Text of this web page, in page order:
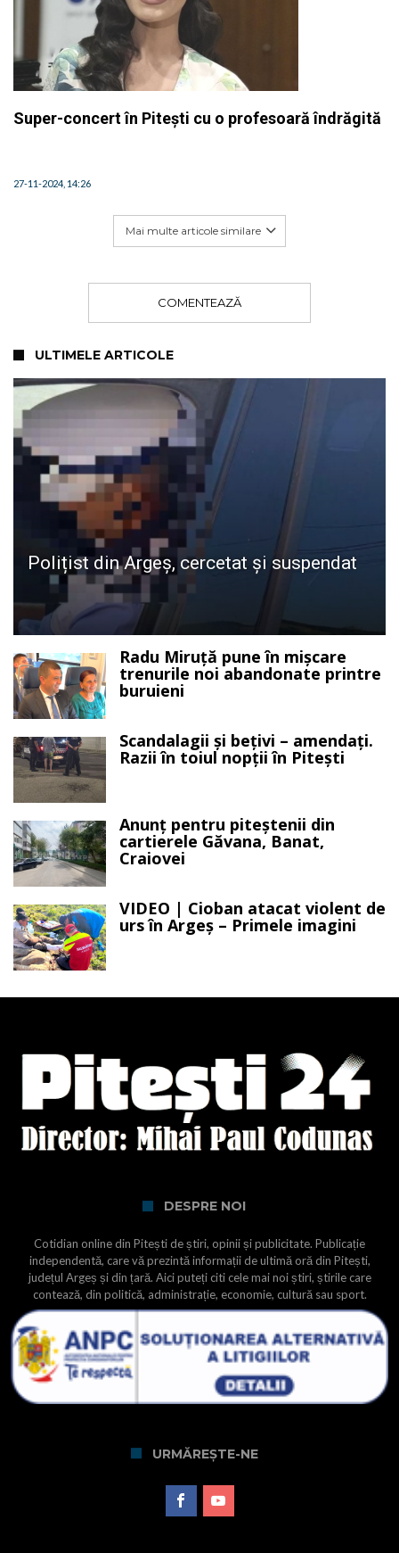
Super-concert în Pitești cu o profesoară îndrăgită
27-11-2024, 14:26
Mai multe articole similare
COMENTEAZĂ
ULTIMELE ARTICOLE
Polițist din Argeș, cercetat și suspendat
Radu Miruță pune în mișcare
trenurile noi abandonate printre
buruieni
Scandalagii și bețivi – amendați.
Razii în toiul nopții în Pitești
Anunț pentru piteștenii din
cartierele Găvana, Banat,
Craiovei
VIDEO | Cioban atacat violent de
urs în Argeș – Primele imagini
DESPRE NOI
Cotidian online din Pitești de știri, opinii și publicitate. Publicație
independentă, care vă prezintă informații de ultimă oră din Pitești,
județul Argeș și din țară. Aici puteți citi cele mai noi știri, știrile care
contează, din politică, administrație, economie, cultură sau sport.
URMĂREȘTE-NE